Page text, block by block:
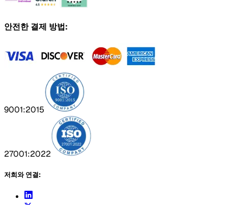
안전한 결제 방법:
9001:2015
27001:2022
저희와 연결: